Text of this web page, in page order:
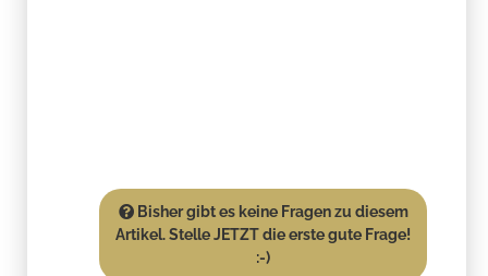
Bisher gibt es keine Fragen zu diesem
Artikel. Stelle JETZT die erste gute Frage!
:-)